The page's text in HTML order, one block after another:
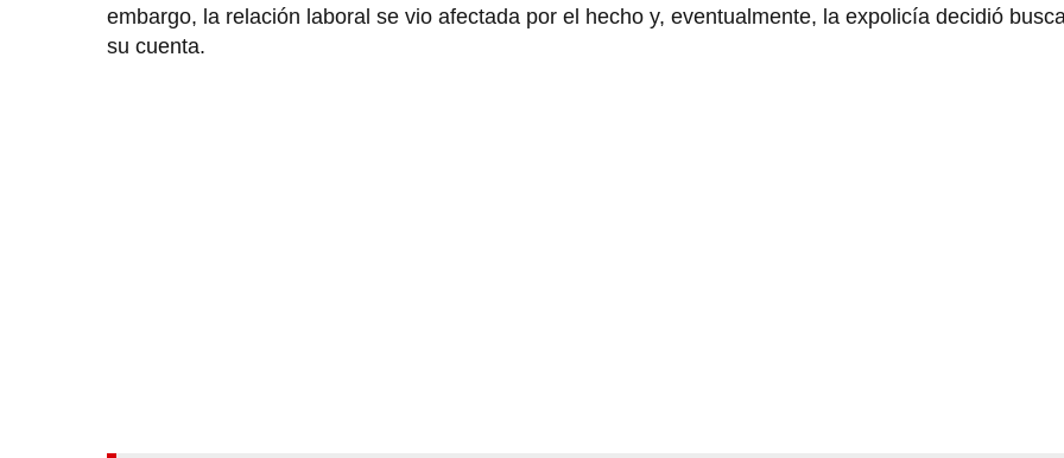
embargo, la relación laboral se vio afectada por el hecho y, eventualmente, la expolicía decidió
su cuenta.